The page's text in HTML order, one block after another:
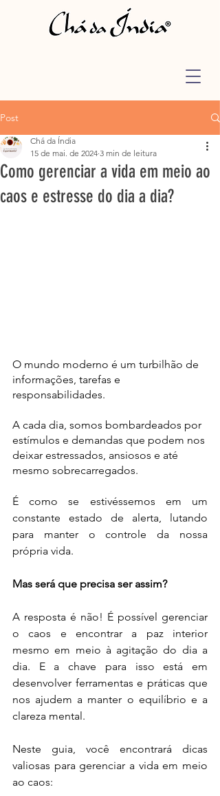
Post
Como gerenciar a vida em meio ao
caos e estresse do dia a dia?
Chá da Índia
15 de mai. de 2024 3 min de leitura
O mundo moderno é um turbilhão de
informações, tarefas e
responsabilidades.
A cada dia, somos bombardeados por
estímulos e demandas que podem nos
deixar estressados, ansiosos e até
mesmo sobrecarregados.
É como se estivéssemos em um
constante estado de alerta, lutando
para manter o controle da nossa
própria vida.
Mas será que precisa ser assim?
A resposta é não! É possível gerenciar
o caos e encontrar a paz interior
mesmo em meio à agitação do dia a
dia. E a chave para isso está em
desenvolver ferramentas e práticas que
nos ajudem a manter o equilíbrio e a
clareza mental.
Neste guia, você encontrará dicas
valiosas para gerenciar a vida em meio
ao caos: